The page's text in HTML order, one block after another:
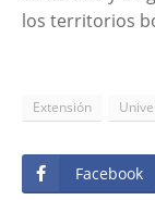
los territorios
Extensión
Facebook